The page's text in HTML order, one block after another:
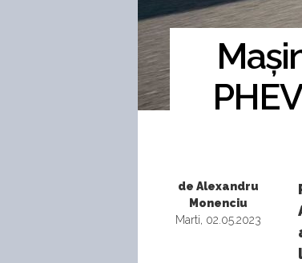
de Alexandru
Monenciu
Marti, 02.05.2023